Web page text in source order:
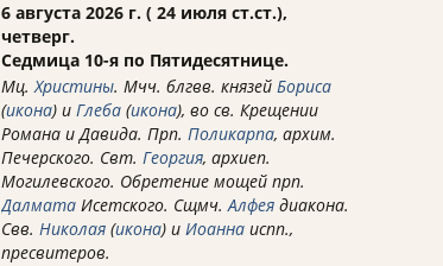
6 августа 2026 г. ( 24 июля ст.ст.),
четверг.
Седмица 10-я по Пятидесятнице.
Мц.Христины. Мчч. блгвв. князей Бориса
(икона) и Глеба (икона), во св. Крещении
Романа и Давида. Прп. Поликарпа, архим.
Печерского. Свт. Георгия, архиеп.
Могилевского. Обретение мощей прп.
Далмата Исетского. Сщмч.Алфея диакона.
Свв. Николая (икона) и Иоанна испп.,
пресвитеров.